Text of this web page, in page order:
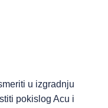
u izgradnju
pokislog Acu i